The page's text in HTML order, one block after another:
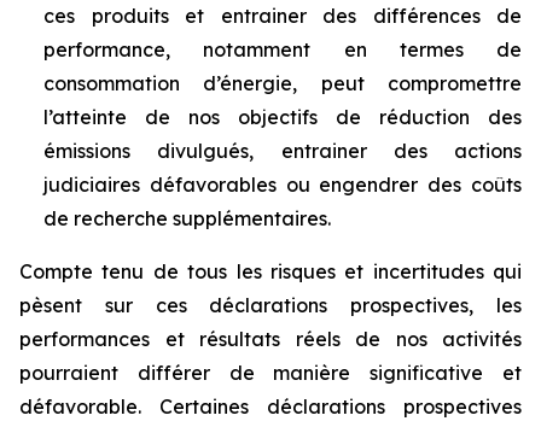
ces produits et entrainer des différences de
performance, notamment en termes de
consommation d’énergie, peut compromettre
l’atteinte de nos objectifs de réduction des
émissions divulgués, entrainer des actions
judiciaires défavorables ou engendrer des coûts
de recherche supplémentaires.
Compte tenu de tous les risques et incertitudes qui
pèsent sur ces déclarations prospectives, les
performances et résultats réels de nos activités
pourraient différer de manière significative et
défavorable. Certaines déclarations prospectives